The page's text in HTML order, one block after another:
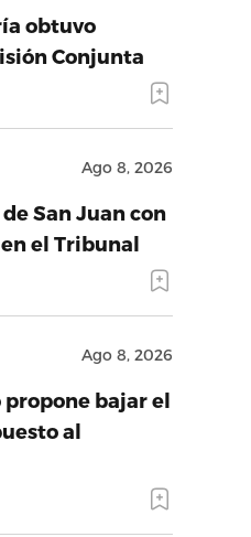
obtuvo
Conjunta
Ago 8, 2026
San Juan con
el Tribunal
Ago 8, 2026
propone bajar el
al